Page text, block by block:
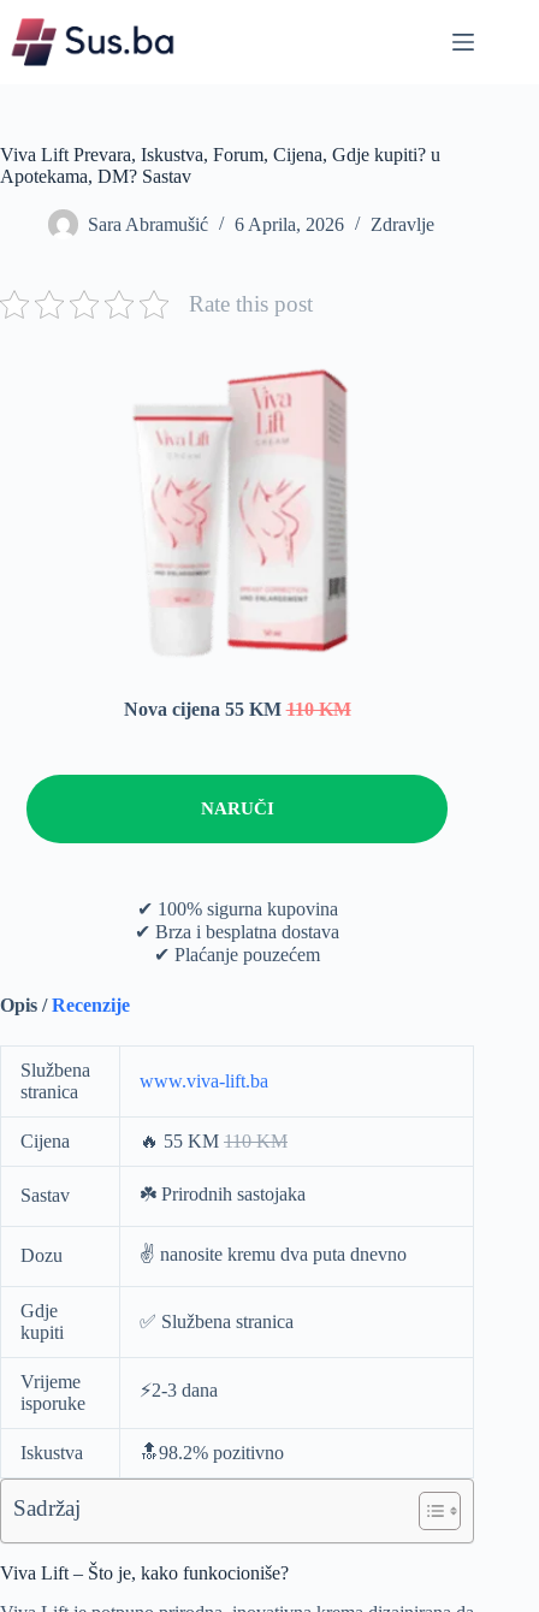
content
Viva Lift Prevara, Iskustva, Forum, Cijena, Gdje kupiti? u
Apotekama, DM? Sastav
Sara Abramušić 6 Aprila, 2026 Zdravlje
Rate this post
Nova cijena 55 KM110 KM
NARUČI
✔ 100% sigurna kupovina
✔ Brza i besplatna dostava
✔ Plaćanje pouzećem
Opis /Recenzije
Službena
stranica
www.viva-lift.ba
Cijena 🔥 55 KM 110 KM
Sastav ☘️ Prirodnih sastojaka
Dozu ✌️ nanosite kremu dva puta dnevno
Gdje
kupiti
✅ Službena stranica
Vrijeme
isporuke
⚡️2-3 dana
Iskustva 🔝98.2% pozitivno
Sadržaj
Viva Lift – Što je, kako funkocioniše?